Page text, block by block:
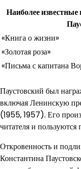
Наиболее
«Книга о жизни»
«Золотая роза»
«Письма с капитана
Паустовский был
включая Ленинскую
(1955, 1957). Его
читателя и
Откровенность и
Константина